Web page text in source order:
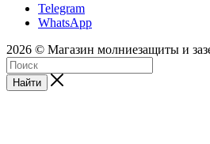
Telegram
WhatsApp
2026 © Магазин молниезащиты и
Найти